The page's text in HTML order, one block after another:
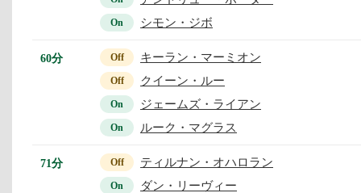
On シモン・ジボ
60分 Off キーラン・マーミオン
Off クイーン・ルー
On ジェームズ・ライアン
On ルーク・マグラス
71分 Off ティルナン・オハロラン
On ダン・リーヴィー